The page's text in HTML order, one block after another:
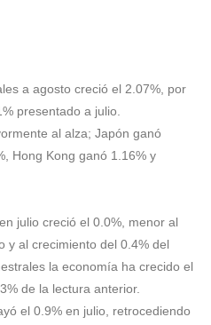
a agosto creció el 2.07%, por
presentado a julio.
al alza; Japón ganó
Hong Kong ganó 1.16% y
julio creció el 0.0%, menor al
y al crecimiento del 0.4% del
la economía ha crecido el
de la lectura anterior.
el 0.9% en julio, retrocediendo